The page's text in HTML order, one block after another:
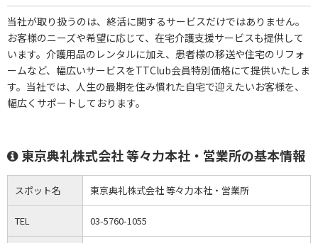
当社が取り扱うのは、終活に関するサービスだけではありません。
お客様のニーズや希望に応じて、在宅介護支援サービスも提供して
います。介護用品のレンタルに加え、患者様の移送や住宅のリフォ
ームなど、幅広いサービスをTTClub会員特別価格にて提供いたしま
す。当社では、人生の最期を住み慣れた自宅で迎えたいお客様を、
幅広くサポートしております。
東京典礼株式会社 等々力本社・営業所の基本情報
スポット名 東京典礼株式会社 等々力本社・営業所
TEL 03-5760-1055